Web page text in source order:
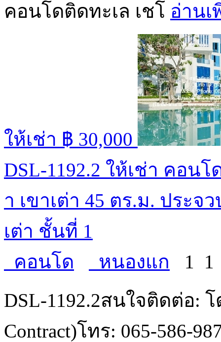
คอนโดติดทะเล เชโ อ่านเ
ให้เช่า ฿ 30,000
DSL-1192.2 ให้เช่า คอนโ
า เขาเต่า 45 ตร.ม. ประ
เต่า ชั้นที่ 1
คอนโด
หนองแก 1
DSL-1192.2สนใจติดต่อ:
Contract)โทร: 065-586-